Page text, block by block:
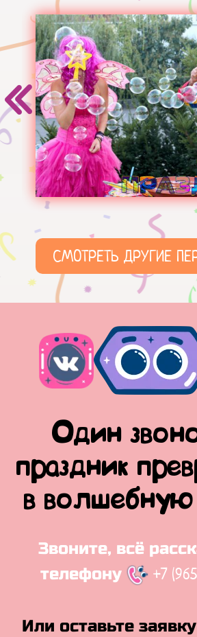
СМОТРЕТЬ ДРУГИЕ
Один
праздник
в волшебную
Звоните, всё
телефону
+7
Или оставьте